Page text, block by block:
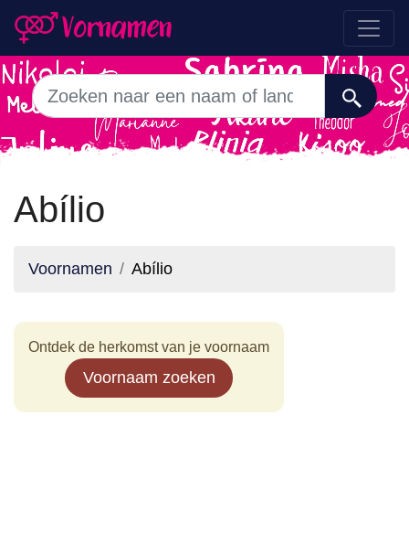
Abílio
Voornamen Abílio
Ontdek de herkomst van je voornaam
Voornaam zoeken